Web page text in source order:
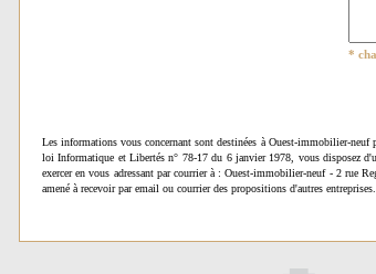
*
Les informations vous concernant sont destinées à Ouest-immobilier-
loi Informatique et Libertés n° 78-17 du 6 janvier 1978, vous disposez
exercer en vous adressant par courrier à : Ouest-immobilier-neuf - 2 rue
amené à recevoir par email ou courrier des propositions d'autres